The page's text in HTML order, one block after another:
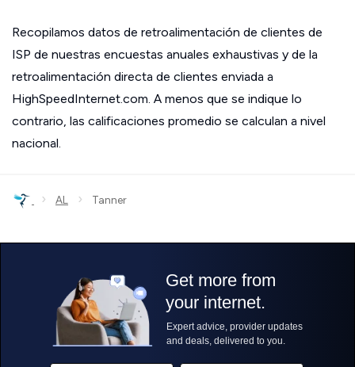
Recopilamos datos de retroalimentación de clientes de
ISP de nuestras encuestas anuales exhaustivas y de la
retroalimentación directa de clientes enviada a
HighSpeedInternet.com. A menos que se indique lo
contrario, las calificaciones promedio se calculan a nivel
nacional.
› AL › Tanner